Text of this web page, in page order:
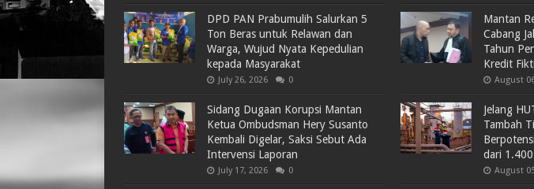
DPD PAN Prabumulih Salurkan 5
Ton Beras untuk Relawan dan
Warga, Wujud Nyata Kepedulian
kepada Masyarakat
July 26, 2026 0
Sidang Dugaan Korupsi Mantan
Ketua Ombudsman Hery Susanto
Kembali Digelar, Saksi Sebut Ada
Intervensi Laporan
July 17, 2026 0
Mantan
Cabang
Tahun
Kredit
August
Jelang
Tambah
dari
August